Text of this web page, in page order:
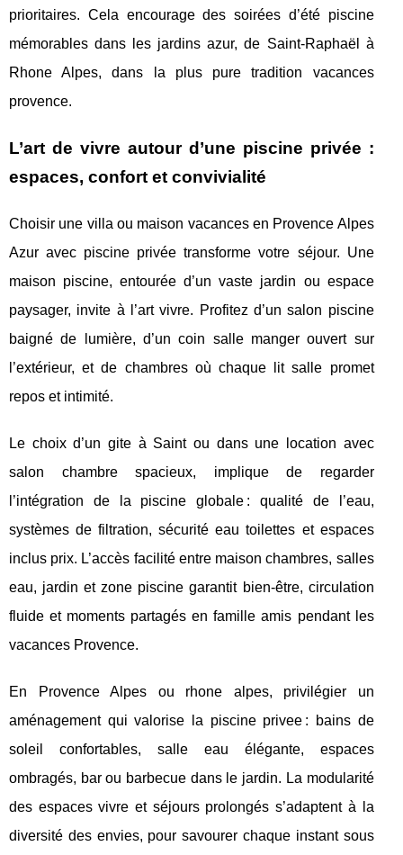
prioritaires. Cela encourage des soirées d’été piscine
mémorables dans les jardins azur, de Saint-Raphaël à
Rhone Alpes, dans la plus pure tradition vacances
provence.
L’art de vivre autour d’une piscine privée :
espaces, confort et convivialité
Choisir une villa ou maison vacances en Provence Alpes
Azur avec piscine privée transforme votre séjour. Une
maison piscine, entourée d’un vaste jardin ou espace
paysager, invite à l’art vivre. Profitez d’un salon piscine
baigné de lumière, d’un coin salle manger ouvert sur
l’extérieur, et de chambres où chaque lit salle promet
repos et intimité.
Le choix d’un gite à Saint ou dans une location avec
salon chambre spacieux, implique de regarder
l’intégration de la piscine globale : qualité de l’eau,
systèmes de filtration, sécurité eau toilettes et espaces
inclus prix. L’accès facilité entre maison chambres, salles
eau, jardin et zone piscine garantit bien-être, circulation
fluide et moments partagés en famille amis pendant les
vacances Provence.
En Provence Alpes ou rhone alpes, privilégier un
aménagement qui valorise la piscine privee : bains de
soleil confortables, salle eau élégante, espaces
ombragés, bar ou barbecue dans le jardin. La modularité
des espaces vivre et séjours prolongés s’adaptent à la
diversité des envies, pour savourer chaque instant sous